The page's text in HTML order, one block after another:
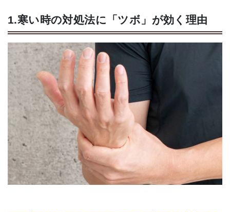
1.寒い時の対処法に「ツボ」が効く理由